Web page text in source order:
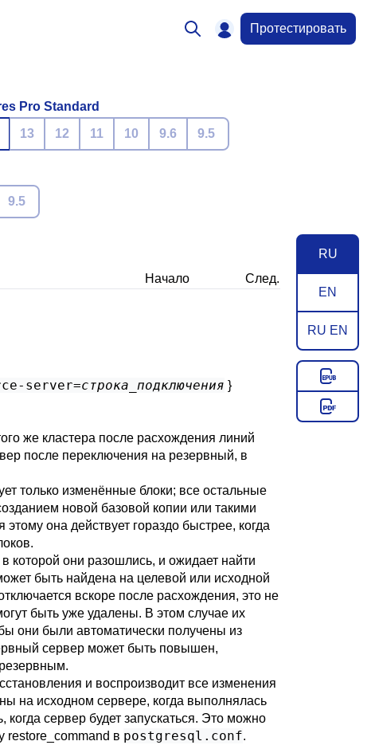
Протестировать
Pro Standard
13 12 11 10 9.6 9.5
9.5
RU
EN
RU EN
Начало След.
server=строка_подключения }
же кластера после расхождения линий
после переключения на резервный, в
только изменённые блоки; все остальные
новой базовой копии или такими
она действует гораздо быстрее, когда
которой они разошлись, и ожидает найти
быть найдена на целевой или исходной
вскоре после расхождения, это не
быть уже удалены. В этом случае их
они были автоматически получены из
сервер может быть повышен,
и воспроизводит все изменения
на исходном сервере, когда выполнялась
когда сервер будет запускаться. Это можно
restore_command в postgresql.conf.